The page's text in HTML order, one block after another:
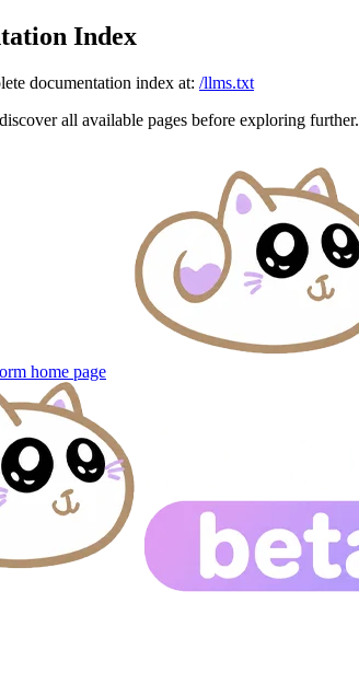
Index
documentation index at: /llms.txt
all available pages before exploring further.
home page